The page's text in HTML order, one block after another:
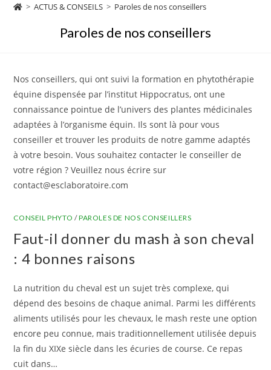
> ACTUS & CONSEILS > Paroles de nos conseillers
Paroles de nos conseillers
Nos conseillers, qui ont suivi la formation en phytothérapie
équine dispensée par l’institut Hippocratus, ont une
connaissance pointue de l’univers des plantes médicinales
adaptées à l’organisme équin. Ils sont là pour vous
conseiller et trouver les produits de notre gamme adaptés
à votre besoin. Vous souhaitez contacter le conseiller de
votre région ? Veuillez nous écrire sur
contact@esclaboratoire.com
CONSEIL PHYTO /PAROLES DE NOS CONSEILLERS
Faut-il donner du mash à son cheval
: 4 bonnes raisons
La nutrition du cheval est un sujet très complexe, qui
dépend des besoins de chaque animal. Parmi les différents
aliments utilisés pour les chevaux, le mash reste une option
encore peu connue, mais traditionnellement utilisée depuis
la fin du XIXe siècle dans les écuries de course. Ce repas
cuit dans…